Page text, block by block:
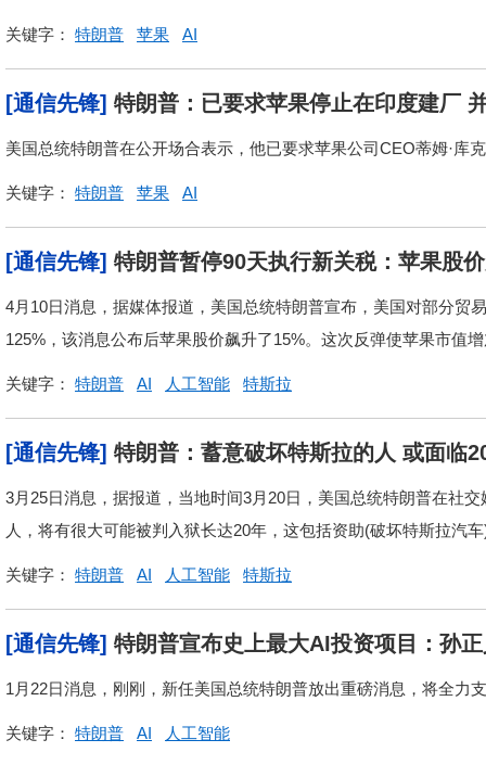
关键字： 特朗普 苹果 AI
[通信先锋] 特朗普：已要求苹果停止在印度建厂
美国总统特朗普在公开场合表示，他已要求苹果公司CEO蒂姆·库
关键字： 特朗普 苹果 AI
[通信先锋] 特朗普暂停90天执行新关税：苹果股
4月10日消息，据媒体报道，美国总统特朗普宣布，美国对部分贸
125%，该消息公布后苹果股价飙升了15%。这次反弹使苹果市值
关键字： 特朗普 AI 人工智能 特斯拉
[通信先锋] 特朗普：蓄意破坏特斯拉的人 或面临
3月25日消息，据报道，当地时间3月20日，美国总统特朗普在社
人，将有很大可能被判入狱长达20年，这包括资助(破坏特斯拉汽
关键字： 特朗普 AI 人工智能 特斯拉
[通信先锋] 特朗普宣布史上最大AI投资项目：孙
1月22日消息，刚刚，新任美国总统特朗普放出重磅消息，将全力
关键字： 特朗普 AI 人工智能